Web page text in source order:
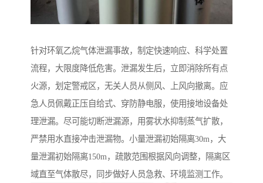
针对环氧乙烷气体泄漏事故，制定快速响应、科学处置
流程，大限度降低危害。泄漏发生后，立即消除所有点
火源，划定警戒区，无关人员从侧风、上风向撤离。应
急人员佩戴正压自给式、穿防静电服，使用接地设备处
理泄漏。尽可能切断泄漏源，用雾状水抑制蒸气扩散，
严禁用水直接冲击泄漏物。小量泄漏初始隔离30m，大
量泄漏初始隔离150m，疏散范围根据风向调整，隔离区
域直至气体散尽，同步做好人员急救、环境监测工作。